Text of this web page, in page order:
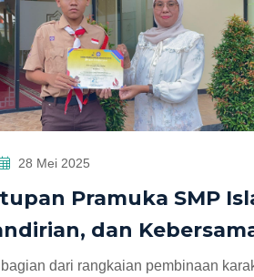
28 Mei 2025
Pramuka SMP
dan
dari rangkaian pembinaan